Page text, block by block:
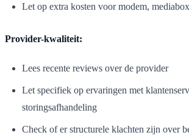
Let op extra kosten voor modem,
Provider-kwaliteit:
Lees recente reviews over de provider
Let specifiek op ervaringen met
storingsafhandeling
Check of er structurele klachten zijn over